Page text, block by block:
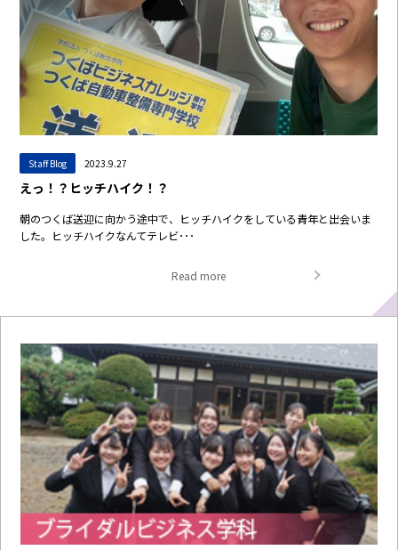
Staff Blog 2023.9.27
えっ！？ヒッチハイク！？
朝のつくば送迎に向かう途中で、ヒッチハイクをしている青年と出会いま
した。ヒッチハイクなんてテレビ･･･
Read more